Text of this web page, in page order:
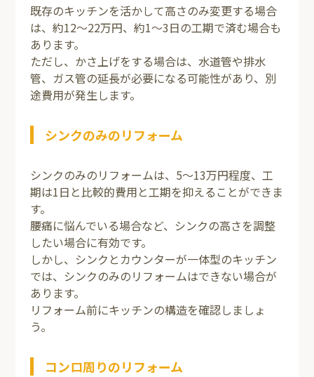
既存のキッチンを活かして高さのみ変更する場合
は、約12～22万円、約1～3日の工期で済む場合も
あります。
ただし、かさ上げをする場合は、水道管や排水
管、ガス管の延長が必要になる可能性があり、別
途費用が発生します。
シンクのみのリフォーム
シンクのみのリフォームは、5～13万円程度、工
期は1日と比較的費用と工期を抑えることができま
す。
腰痛に悩んでいる場合など、シンクの高さを調整
したい場合に有効です。
しかし、シンクとカウンターが一体型のキッチン
では、シンクのみのリフォームはできない場合が
あります。
リフォーム前にキッチンの構造を確認しましょ
う。
コンロ周りのリフォーム